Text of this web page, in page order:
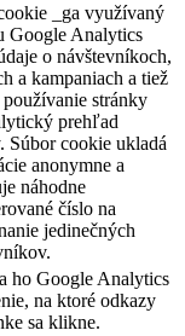
_ga využívaný
Google Analytics
o návštevníkoch,
a kampaniach a tiež
používanie stránky
prehľad
Súbor cookie ukladá
anonymne a
náhodne
číslo na
jedinečných
ho Google Analytics
na ktoré odkazy
sa klikne.